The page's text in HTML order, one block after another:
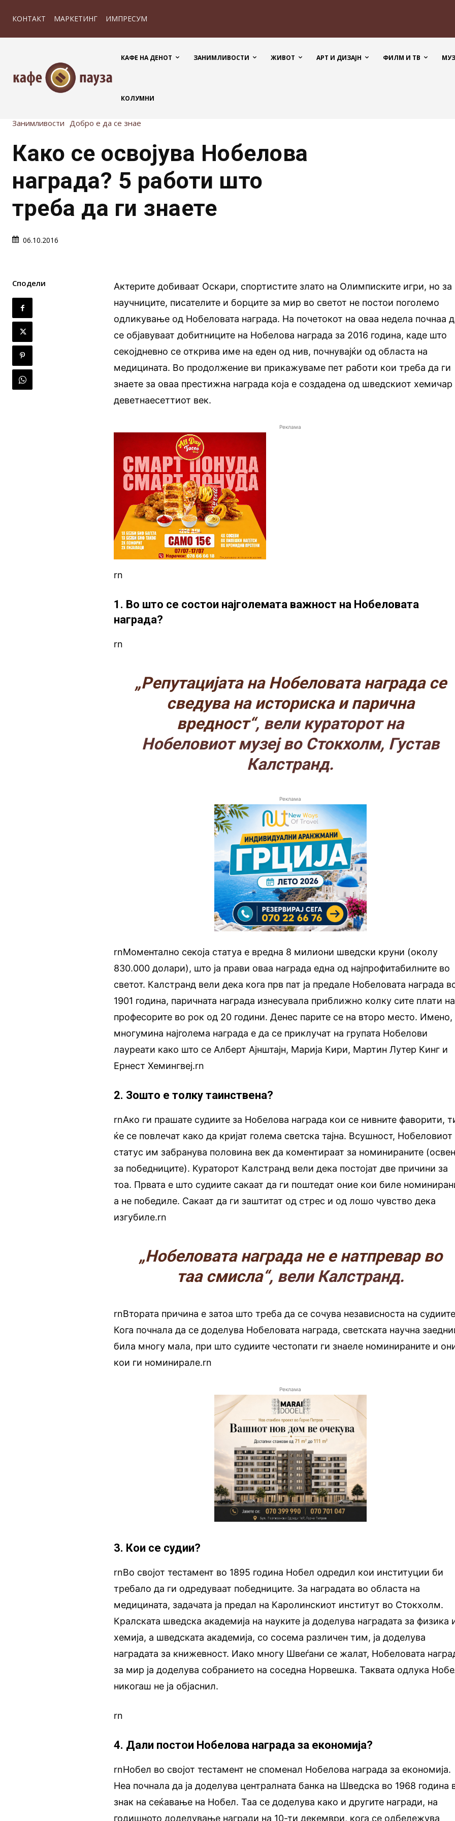
КОНТАКТ МАРКЕТИНГ ИМПРЕСУМ
КАФЕ НА ДЕНОТ ЗАНИМЛИВОСТИ ЖИВОТ АРТ И ДИЗАЈН ФИЛМ И ТВ
КОЛУМНИ
Занимливости Добро е да се знае
Како се освојува Нобелова
награда? 5 работи што
треба да ги знаете
06.10.2016
Сподели
Актерите добиваат Оскари, спортистите злато на Олимписките игри, но за
научниците, писателите и борците за мир во светот не постои поголемо
одликување од Нобеловата награда. На почетокот на оваа недела почнаа
се објавуваат добитниците на Нобелова награда за 2016 година, каде што
секојдневно се открива име на еден од нив, почнувајќи од областа на
медицината. Во продолжение ви прикажуваме пет работи кои треба да ги
знаете за оваа престижна награда која е создадена од шведскиот хемичар
деветнаесеттиот век.
Реклама
rn
1. Во што се состои најголемата важност на Нобеловата
награда?
rn
„Репутацијата на Нобеловата награда се
сведува на историска и парична
вредност“, вели кураторот на
Нобеловиот музеј во Стокхолм, Густав
Калстранд.
Реклама
rnМоментално секоја статуа е вредна 8 милиони шведски круни (околу
830.000 долари), што ја прави оваа награда една од најпрофитабилните во
светот. Калстранд вели дека кога прв пат ја предале Нобеловата награда
1901 година, паричната награда изнесувала приближно колку сите плати на
професорите во рок од 20 години. Денес парите се на второ место. Имено,
многумина најголема награда е да се приклучат на групата Нобелови
лауреати како што се Алберт Ајнштајн, Марија Кири, Мартин Лутер Кинг и
Ернест Хемингвеј.rn
2. Зошто е толку таинствена?
rnАко ги прашате судиите за Нобелова награда кои се нивните фаворити,
ќе се повлечат како да кријат голема светска тајна. Всушност, Нобеловиот
статус им забранува половина век да коментираат за номинираните (освен
за победниците). Кураторот Калстранд вели дека постојат две причини за
тоа. Првата е што судиите сакаат да ги поштедат оние кои биле
а не победиле. Сакаат да ги заштитат од стрес и од лошо чувство дека
изгубиле.rn
„Нобеловата награда не е натпревар во
таа смисла“, вели Калстранд.
rnВтората причина е затоа што треба да се сочува независноста на
Кога почнала да се доделува Нобеловата награда, светската научна
била многу мала, при што судиите честопати ги знаеле номинираните и
кои ги номинирале.rn
Реклама
3. Кои се судии?
rnВо својот тестамент во 1895 година Нобел одредил кои институции би
требало да ги одредуваат победниците. За наградата во областа на
медицината, задачата ја предал на Каролинскиот институт во Стокхолм.
Кралската шведска академија на науките ја доделува наградата за физика
хемија, а шведската академија, со сосема различен тим, ја доделува
наградата за книжевност. Иако многу Швеѓани се жалат, Нобеловата
за мир ја доделува собранието на соседна Норвешка. Таквата одлука
никогаш не ја објаснил.
rn
4. Дали постои Нобелова награда за економија?
rnНобел во својот тестамент не споменал Нобелова награда за економија.
Неа почнала да ја доделува централната банка на Шведска во 1968 година
знак на сеќавање на Нобел. Таа се доделува како и другите награди, на
годишното доделување награди на 10-ти декември, кога се одбележува